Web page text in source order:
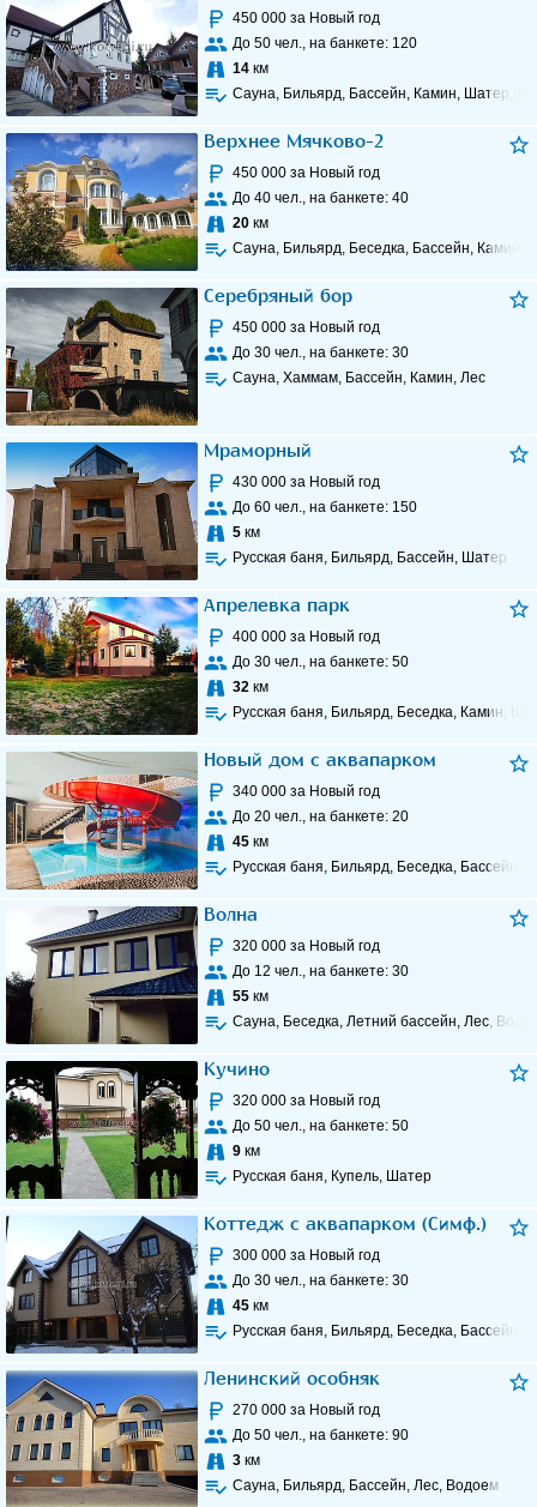
450 000 за Новый год
До 50 чел., на банкете: 120
14 км
Сауна, Бильярд, Бассейн, Камин, Шатер,
Верхнее Мячково-2
450 000 за Новый год
До 40 чел., на банкете: 40
20 км
Сауна, Бильярд, Беседка, Бассейн, Камин,
Серебряный бор
450 000 за Новый год
До 30 чел., на банкете: 30
Сауна, Хаммам, Бассейн, Камин, Лес
Мраморный
430 000 за Новый год
До 60 чел., на банкете: 150
5 км
Русская баня, Бильярд, Бассейн, Шатер
Апрелевка парк
400 000 за Новый год
До 30 чел., на банкете: 50
32 км
Русская баня, Бильярд, Беседка, Камин,
Новый дом с аквапарком
340 000 за Новый год
До 20 чел., на банкете: 20
45 км
Русская баня, Бильярд, Беседка, Бассейн,
Волна
320 000 за Новый год
До 12 чел., на банкете: 30
55 км
Сауна, Беседка, Летний бассейн, Лес,
Кучино
320 000 за Новый год
До 50 чел., на банкете: 50
9 км
Русская баня, Купель, Шатер
Коттедж с аквапарком (Симф.)
300 000 за Новый год
До 30 чел., на банкете: 30
45 км
Русская баня, Бильярд, Беседка, Бассейн,
Ленинский особняк
270 000 за Новый год
До 50 чел., на банкете: 90
3 км
Сауна, Бильярд, Бассейн, Лес, Водоем